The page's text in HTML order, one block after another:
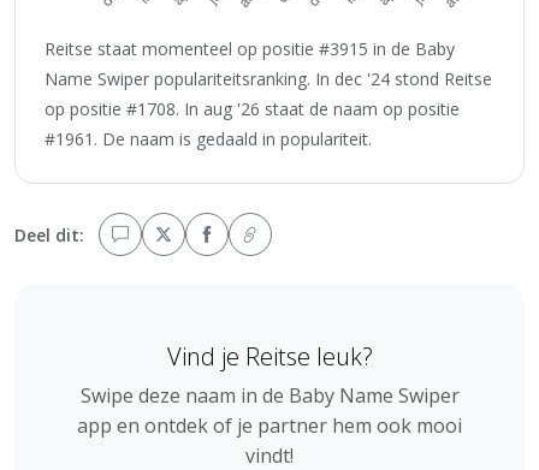
Reitse staat momenteel op positie #3915 in de Baby
Name Swiper populariteitsranking. In dec '24 stond Reitse
op positie #1708. In aug '26 staat de naam op positie
#1961. De naam is gedaald in populariteit.
Deel dit:
Vind je Reitse leuk?
Swipe deze naam in de Baby Name Swiper
app en ontdek of je partner hem ook mooi
vindt!